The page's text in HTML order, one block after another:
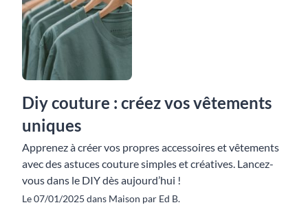
Diy couture : créez vos vêtements
uniques
Apprenez à créer vos propres accessoires et vêtements
avec des astuces couture simples et créatives. Lancez-
vous dans le DIY dès aujourd’hui !
Le 07/01/2025 dans Maison par Ed B.